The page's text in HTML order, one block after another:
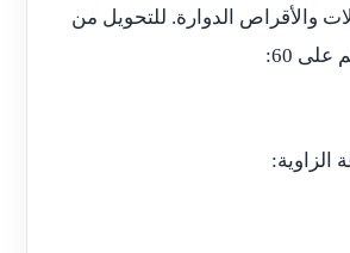
والأقراص الدوارة. للتحويل من